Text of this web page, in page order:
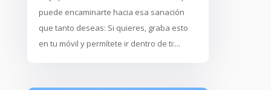
puede encaminarte hacia esa sanación
que tanto deseas: Si quieres, graba esto
en tu móvil y permítete ir dentro de ti:...